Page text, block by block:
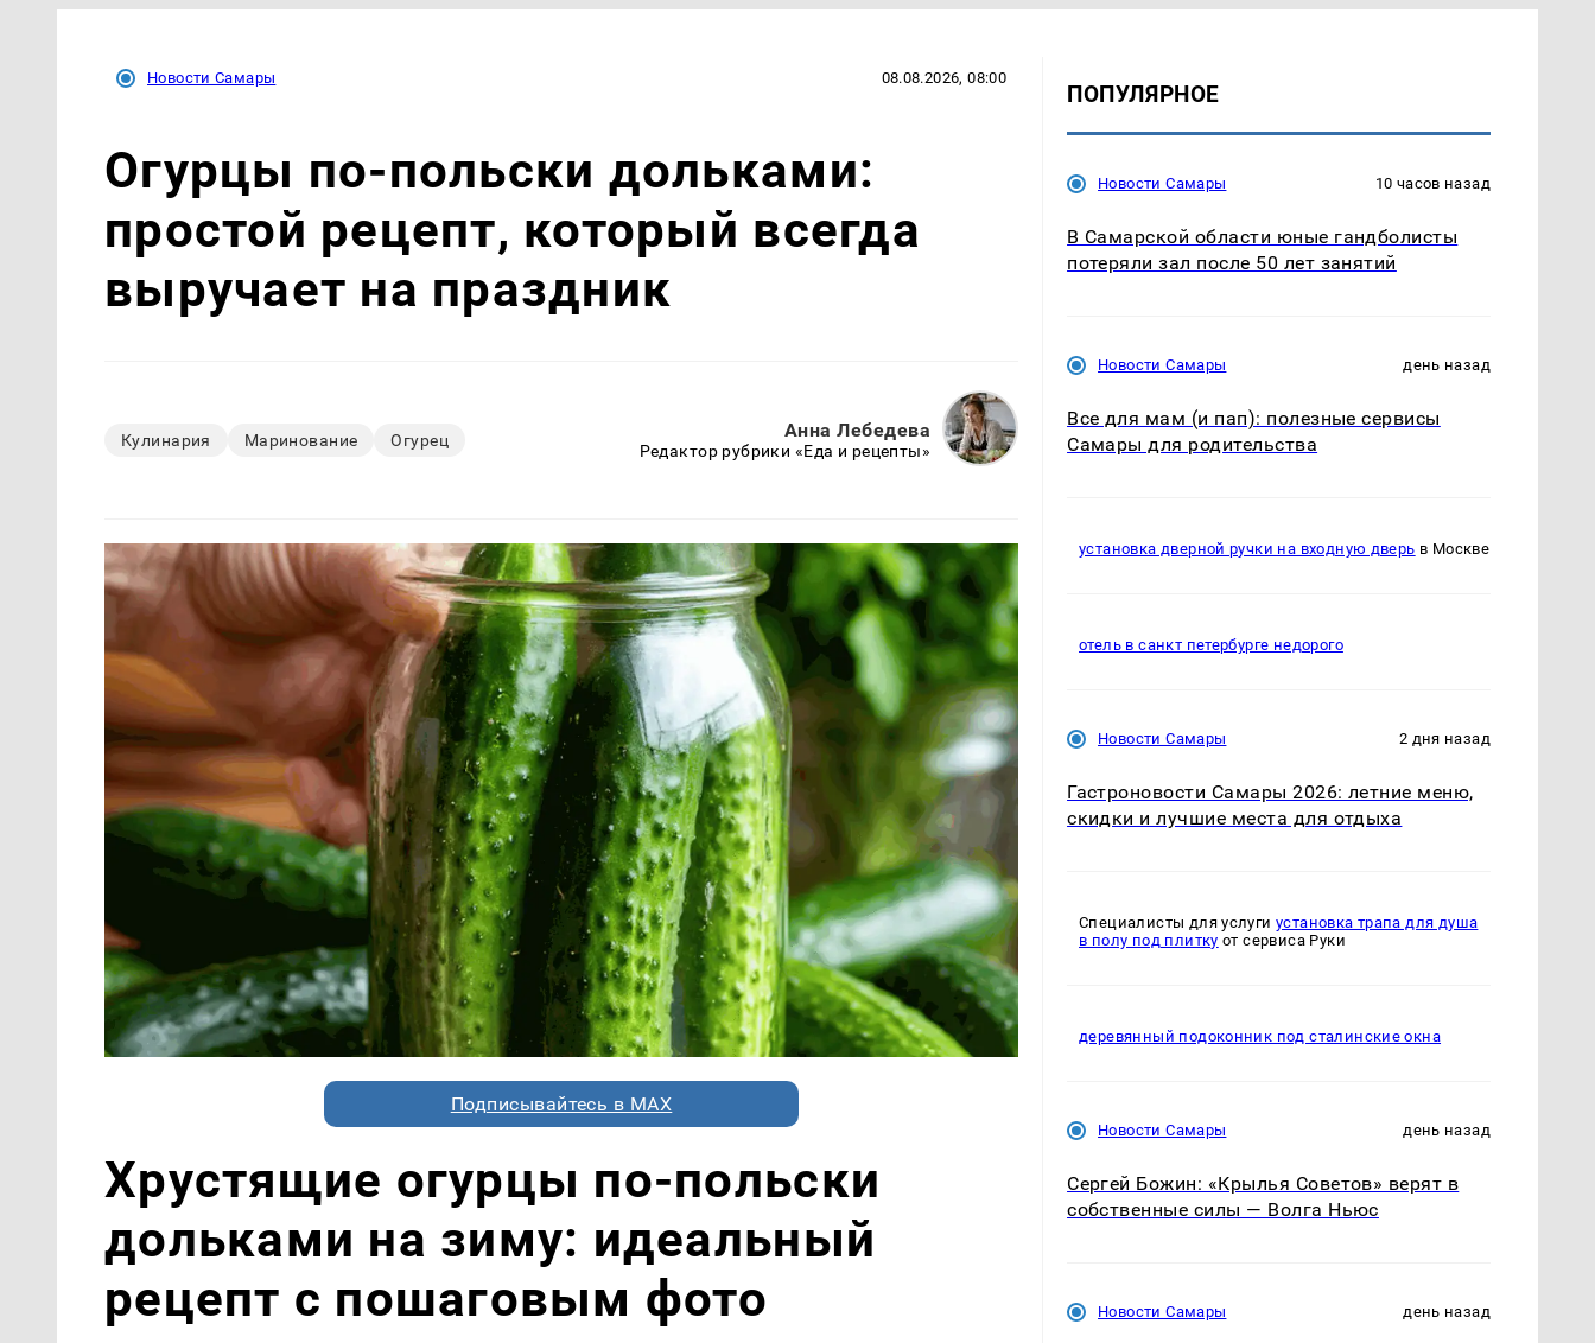
Новости Самары 08.08.2026, 08:00
Огурцы по‑польски дольками:
простой рецепт, который всегда
выручает на праздник
Кулинария Маринование Огурец Анна Лебедева
Редактор рубрики «Еда и рецепты»
Подписывайтесь в MAX
Хрустящие огурцы по-польски
дольками на зиму: идеальный
рецепт с пошаговым фото
ПОПУЛЯРНОЕ
Новости Самары 10 часов назад
В Самарской области юные гандболисты
потеряли зал после 50 лет занятий
Новости Самары день назад
Все для мам (и пап): полезные сервисы
Самары для родительства
установка дверной ручки на входную дверь в Москве
отель в санкт петербурге недорого
Новости Самары 2 дня назад
Гастроновости Самары 2026: летние меню,
скидки и лучшие места для отдыха
Специалисты для услугиустановка трапа для душа
в полу под плитку от сервиса Руки
деревянный подоконник под сталинские окна
Новости Самары день назад
Сергей Божин: «Крылья Советов» верят в
собственные силы — Волга Ньюс
Новости Самары день назад